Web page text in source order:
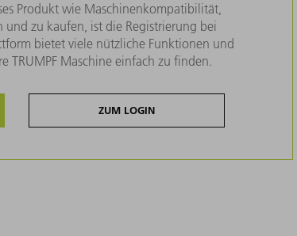
Produkt wie Maschinenkompatibilität,
und zu kaufen, ist die Registrierung bei
bietet viele nützliche Funktionen und
TRUMPF Maschine einfach zu finden.
ZUM LOGIN